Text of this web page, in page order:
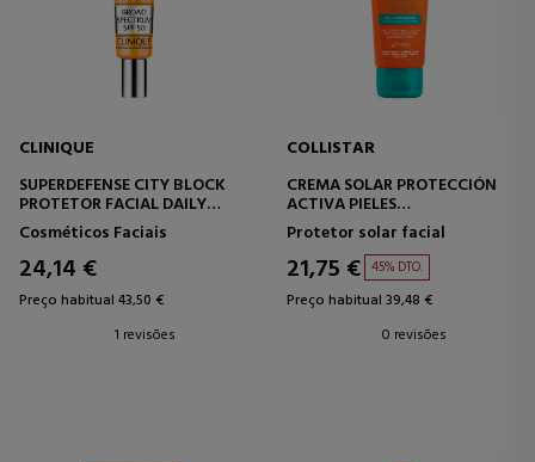
CLINIQUE
SUPERDEFENSE CITY BLOCK
PROTETOR FACIAL DAILY
ENERGY + FPS 50
Cosméticos Faciais
24,14 €
Preço habitual 43,50 €
1 revisões
COLLISTAR
CREMA SOLAR PROTECCIÓN
ACTIVA PIELES
HIPERSENSIBLES SPF50+
Protetor solar facial
21,75 € 45% DTO.
Preço habitual 39,48 €
0 revisões